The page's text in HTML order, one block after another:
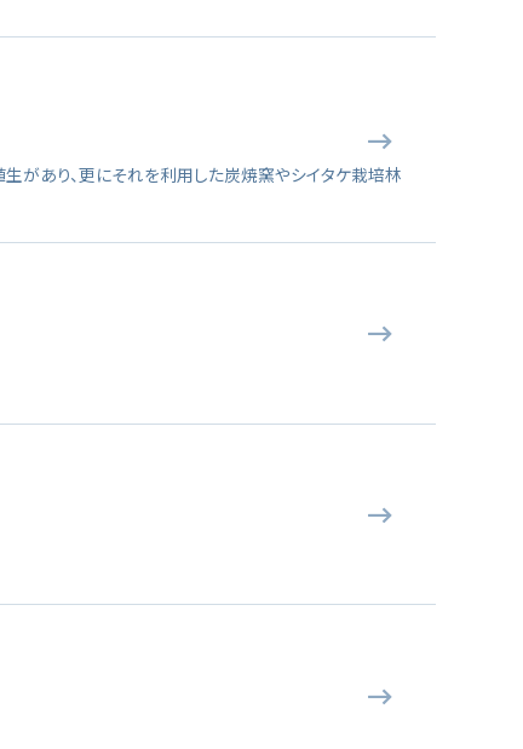
があり、更にそれを利用した炭焼窯やシイタケ栽培林